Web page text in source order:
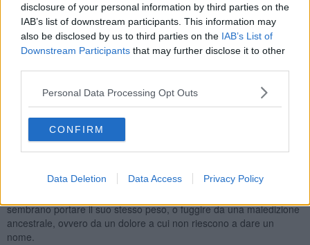
disclosure of your personal information by third parties on the
IAB’s list of downstream participants. This information may
also be disclosed by us to third parties on the IAB’s List of
Downstream Participants that may further disclose it to other
Personal Data Processing Opt Outs
CONFIRM
Data Deletion Data Access Privacy Policy
La solitudine forzatamente ricercata, nata dal senso di
inadeguatezza, di incapacità di adattamento, di vergogna per le
vicissitudini familiari diventa, in Pietro, “talento di restare immobili”,
nel vano tentativo di tenere lontane le delusioni e i fallimenti
smaltire un dolore”. Anche nei passi della sua vita da studente
universitario che lo porterà a lasciare per mesi la sua città natale,
Pisa, per Madrid, nell’apparente movimento dei viaggi, nelle nuove
amicizie, la sua immobilità, anche sentimentale, non lo
abbandonerà.
di una delusione lo bloccherà per lungo tempo dal cercare la sua
sembrano portare il suo stesso peso, o fuggire da una maledizione
ancestrale, ovvero da un dolore a cui non riescono a dare un
nome.